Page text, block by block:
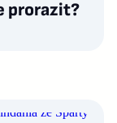
prorazit?